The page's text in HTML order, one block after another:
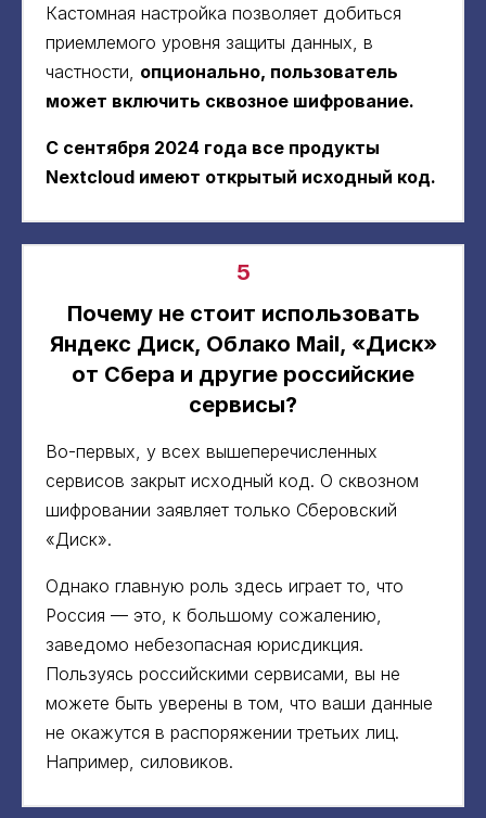
Кастомная настройка позволяет добиться
приемлемого уровня защиты данных, в
частности, опционально, пользователь
может включить сквозное шифрование.
С сентября 2024 года все продукты
Nextcloud имеют открытый исходный код.
5
Почему не стоит использовать
Яндекс Диск, ‎Облако Mail, ‎«Диск»
от Сбера и другие российские
сервисы?
Во-первых, у всех вышеперечисленных
сервисов закрыт исходный код. О сквозном
шифровании заявляет только Сберовский
«Диск».
Однако главную роль здесь играет то, что
Россия — это, к большому сожалению,
заведомо небезопасная юрисдикция.
Пользуясь российскими сервисами, вы не
можете быть уверены в том, что ваши данные
не окажутся в распоряжении третьих лиц.
Например, силовиков.